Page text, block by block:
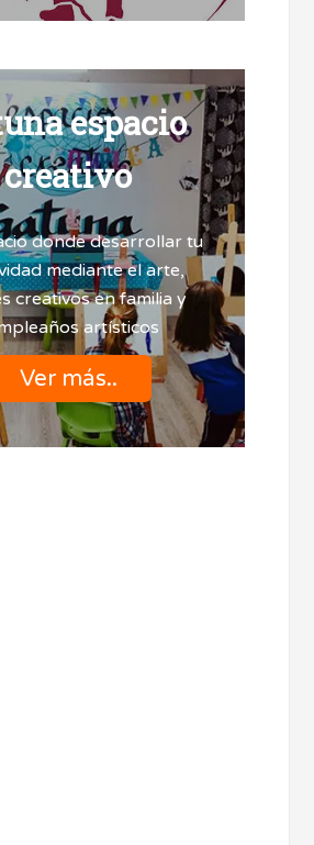
espacio
creativo
donde desarrollar tu
mediante el arte,
creativos en familia y
artísticos
Ver más..